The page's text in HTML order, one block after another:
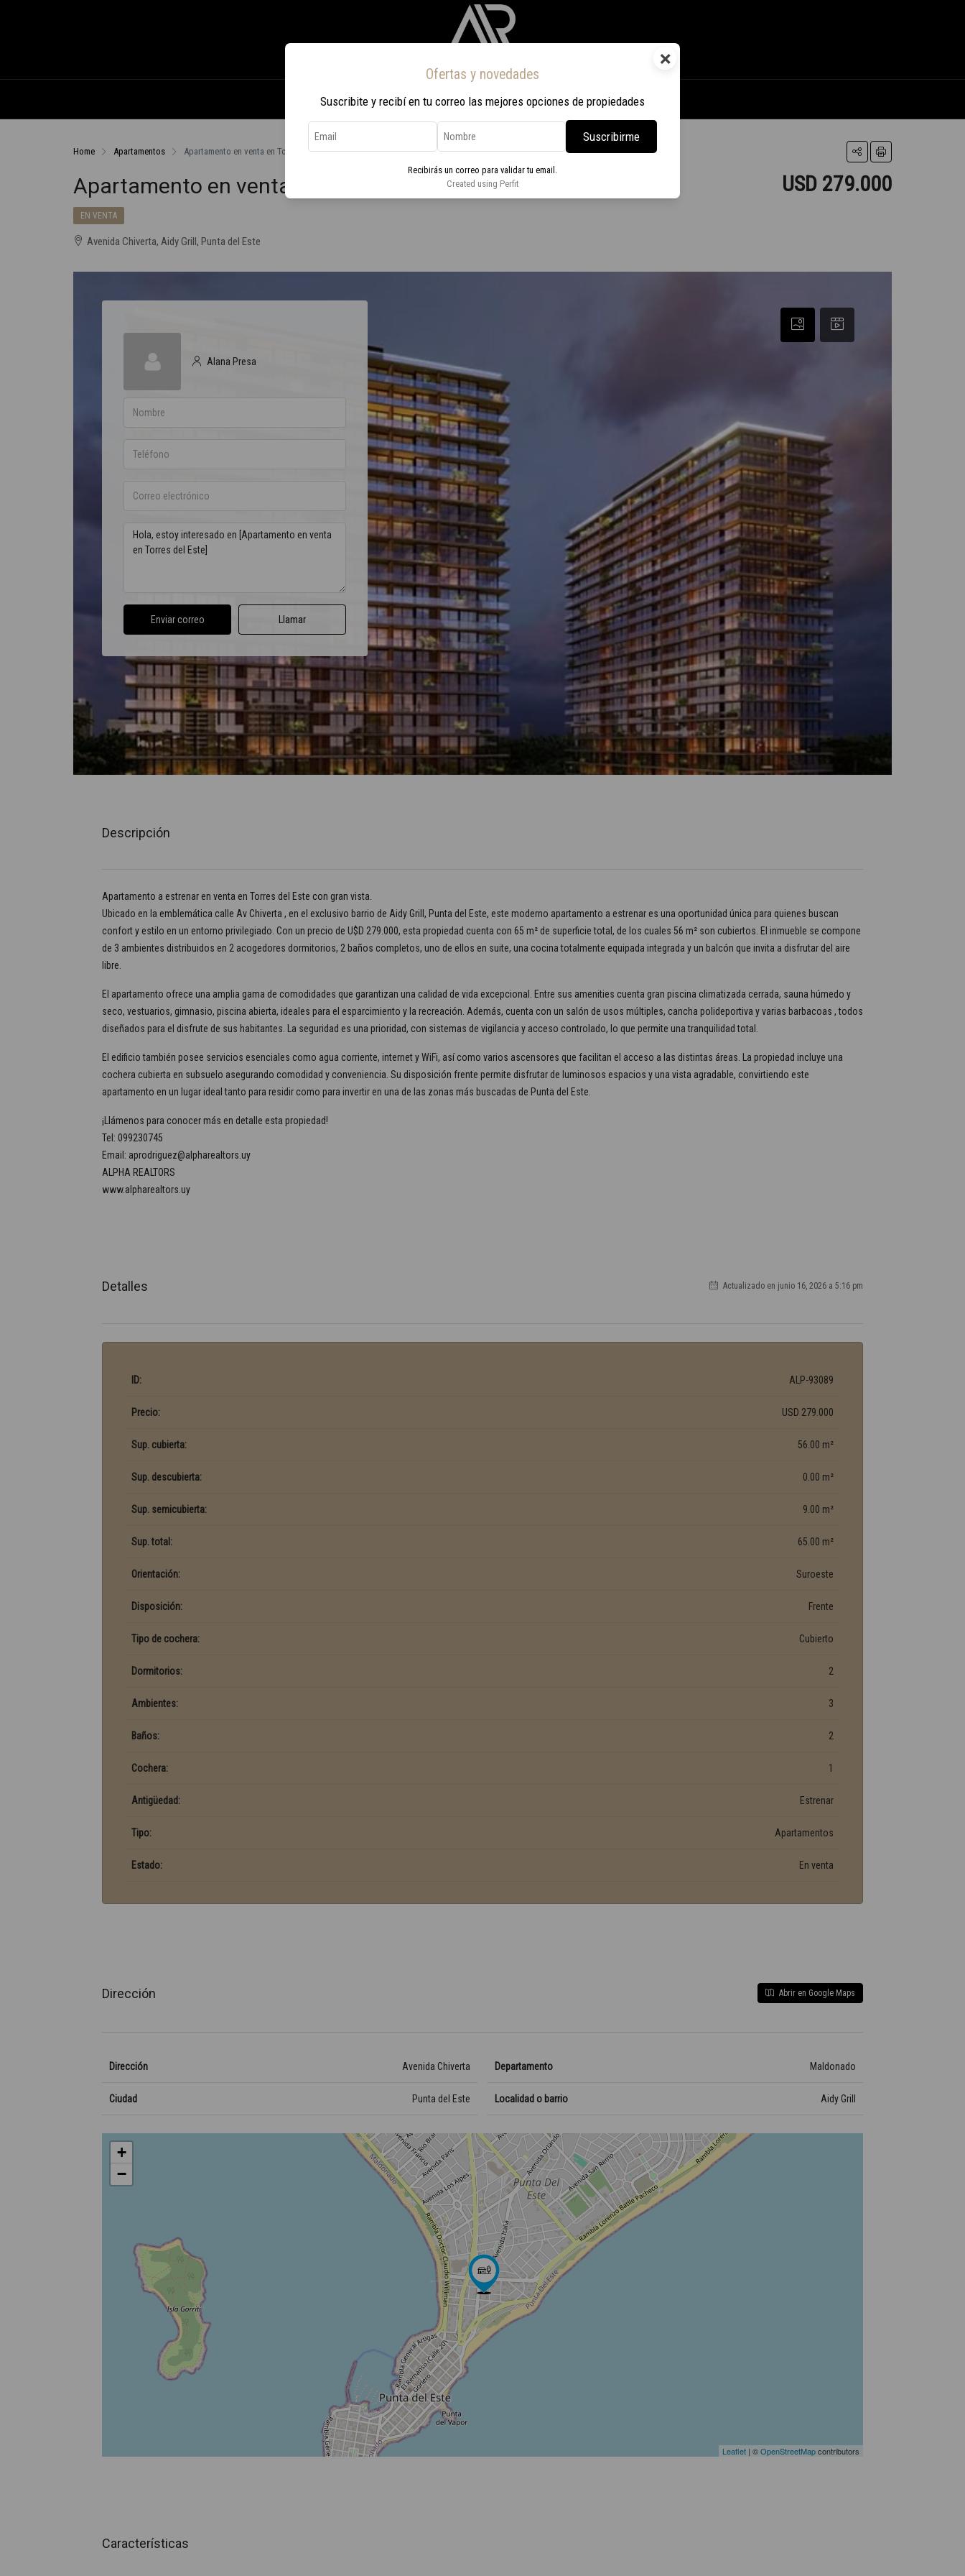
×
Ofertas y novedades
Suscribite y recibí en tu correo las mejores opciones de propiedades
Suscribirme
Recibirás un correo para validar tu email.
Created using Perfit
Inicio Propiedades Nosotros Contacto Viaje a Rio 2026
Home Apartamentos Apartamento en venta en Torres del Este
Apartamento en venta en Torres del Este USD 279.000
EN VENTA
Avenida Chiverta, Aidy Grill, Punta del Este
Alana Presa
Enviar correo Llamar
Descripción
Apartamento a estrenar en venta en Torres del Este con gran vista.
Ubicado en la emblemática calle Av Chiverta , en el exclusivo barrio de Aidy Grill, Punta del Este, este moderno apartamento a estrenar es una oportunidad única para quienes buscan
confort y estilo en un entorno privilegiado. Con un precio de U$D 279.000, esta propiedad cuenta con 65 m² de superficie total, de los cuales 56 m² son cubiertos. El inmueble se compone
de 3 ambientes distribuidos en 2 acogedores dormitorios, 2 baños completos, uno de ellos en suite, una cocina totalmente equipada integrada y un balcón que invita a disfrutar del aire
libre.
El apartamento ofrece una amplia gama de comodidades que garantizan una calidad de vida excepcional. Entre sus amenities cuenta gran piscina climatizada cerrada, sauna húmedo y
seco, vestuarios, gimnasio, piscina abierta, ideales para el esparcimiento y la recreación. Además, cuenta con un salón de usos múltiples, cancha polideportiva y varias barbacoas , todos
diseñados para el disfrute de sus habitantes. La seguridad es una prioridad, con sistemas de vigilancia y acceso controlado, lo que permite una tranquilidad total.
El edificio también posee servicios esenciales como agua corriente, internet y WiFi, así como varios ascensores que facilitan el acceso a las distintas áreas. La propiedad incluye una
cochera cubierta en subsuelo asegurando comodidad y conveniencia. Su disposición frente permite disfrutar de luminosos espacios y una vista agradable, convirtiendo este
apartamento en un lugar ideal tanto para residir como para invertir en una de las zonas más buscadas de Punta del Este.
¡Llámenos para conocer más en detalle esta propiedad!
Tel: 099230745
Email: aprodriguez@alpharealtors.uy
ALPHA REALTORS
www.alpharealtors.uy
Detalles Actualizado en junio 16, 2026 a 5:16 pm
ID: ALP-93089
Precio: USD 279.000
Sup. cubierta: 56.00 m²
Sup. descubierta: 0.00 m²
Sup. semicubierta: 9.00 m²
Sup. total: 65.00 m²
Orientación: Suroeste
Disposición: Frente
Tipo de cochera: Cubierto
Dormitorios: 2
Ambientes: 3
Baños: 2
Cochera: 1
Antigüedad: Estrenar
Tipo: Apartamentos
Estado: En venta
Dirección Abrir en Google Maps
Dirección Avenida Chiverta
Ciudad Punta del Este
Departamento Maldonado
Localidad o barrio Aidy Grill
+
−
Leaflet | ©OpenStreetMapcontributors
Características